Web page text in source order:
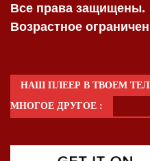
Все права защищены.
Возрастное
НАШ ПЛЕЕР В ТВОЕМ
МНОГОЕ ДРУГОЕ :